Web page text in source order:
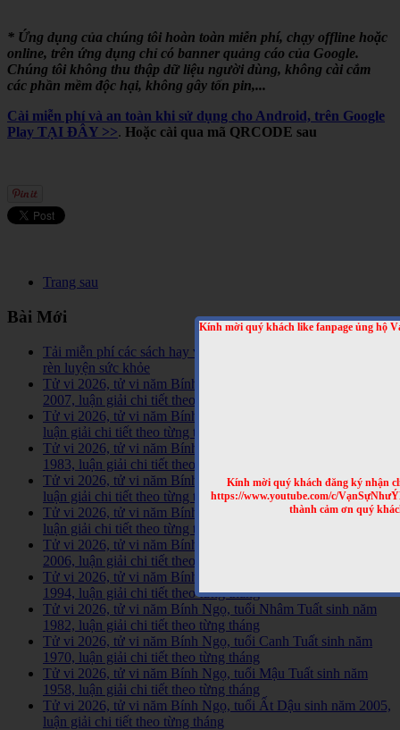
Kính mời quý khách like fanpage ủng hộ
Kính mời quý khách đăng ký nhận
https://www.youtube.com/c/
thành cảm ơn quý
* Ứng dụng của chúng tôi hoàn toàn miễn phí, chạy offline hoặc
online, trên ứng dụng chỉ có banner quảng cáo của Google.
Chúng tôi không thu thập dữ liệu người dùng, không cài cắm
các phần mềm độc hại, không gây tốn pin,...
Cài miễn phí và an toàn khi sử dụng cho Android, trên Google
Play TẠI ĐÂY >>. Hoặc cài qua mã QRCODE sau
Trang sau
Bài Mới
Tải miễn phí các sách hay về tinh hoa võ học trên Thế Giới,
rèn luyện sức khỏe
Tử vi 2026, tử vi năm Bính Ngọ,tuổi Đinh Hợi sinh năm
2007, luận giải chi tiết theo từng tháng
Tử vi 2026, tử vi năm Bính Ngọ,tuổi Ất Hợi sinh năm 1995,
luận giải chi tiết theo từng tháng
Tử vi 2026, tử vi năm Bính Ngọ,tuổi Quý Hợi sinh năm
1983, luận giải chi tiết theo từng tháng
Tử vi 2026, tử vi năm Bính Ngọ,tuổi Tân Hợi sinh năm 1971,
luận giải chi tiết theo từng tháng
Tử vi 2026, tử vi năm Bính Ngọ,tuổi Kỷ Hợi sinh năm 1959,
luận giải chi tiết theo từng tháng
Tử vi 2026, tử vi năm Bính Ngọ,tuổi Bính Tuất sinh năm
2006, luận giải chi tiết theo từng tháng
Tử vi 2026, tử vi năm Bính Ngọ, tuổi Giáp Tuất sinh năm
1994, luận giải chi tiết theo từng tháng
Tử vi 2026, tử vi năm Bính Ngọ, tuổi Nhâm Tuất sinh năm
1982, luận giải chi tiết theo từng tháng
Tử vi 2026, tử vi năm Bính Ngọ, tuổi Canh Tuất sinh năm
1970, luận giải chi tiết theo từng tháng
Tử vi 2026, tử vi năm Bính Ngọ, tuổi Mậu Tuất sinh năm
1958, luận giải chi tiết theo từng tháng
Tử vi 2026, tử vi năm Bính Ngọ, tuổi Ất Dậu sinh năm 2005,
luận giải chi tiết theo từng tháng